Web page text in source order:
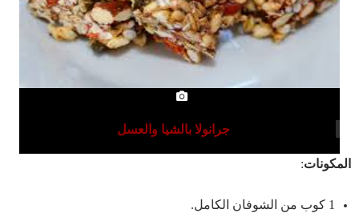
جرانولا بالشيا والعسل
المكونات:
1 كوب من الشوفان الكامل.